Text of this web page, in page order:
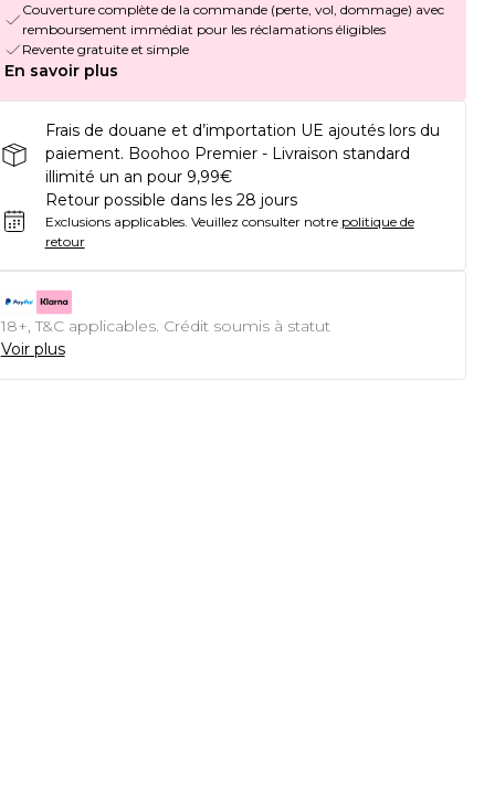
Couverture complète de la commande (perte, vol, dommage) avec
remboursement immédiat pour les réclamations éligibles
Revente gratuite et simple
En savoir plus
Frais de douane et d’importation UE ajoutés lors du
paiement. Boohoo Premier - Livraison standard
illimité un an pour 9,99€
Retour possible dans les 28 jours
Exclusions applicables. Veuillez consulter notre politique de
retour
18+, T&C applicables. Crédit soumis à statut
Voir plus